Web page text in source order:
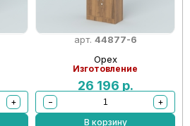
+
арт. 44877-6
Орех
Изготовление
26 196 р.
−
+
В корзину